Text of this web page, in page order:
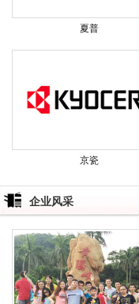
夏普
京瓷
企业风采